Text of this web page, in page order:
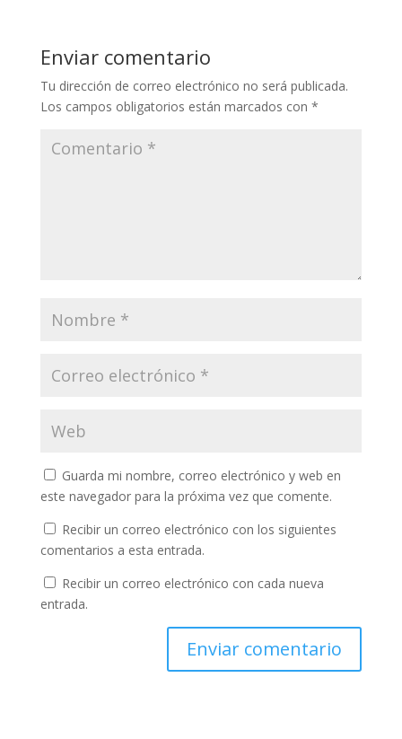
Enviar comentario
Tu dirección de correo electrónico no será publicada.
Los campos obligatorios están marcados con *
Guarda mi nombre, correo electrónico y web en
este navegador para la próxima vez que comente.
Recibir un correo electrónico con los siguientes
comentarios a esta entrada.
Recibir un correo electrónico con cada nueva
entrada.